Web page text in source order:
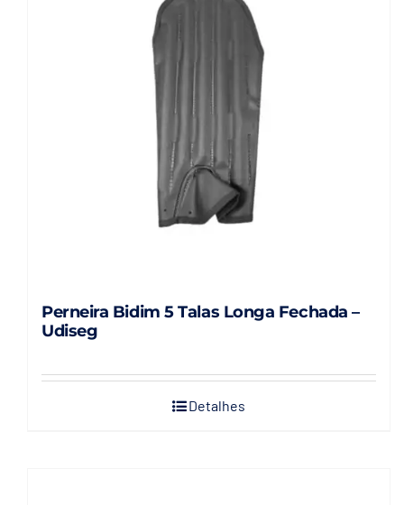
Perneira Bidim 5 Talas Longa Fechada –
Udiseg
Detalhes